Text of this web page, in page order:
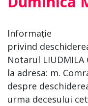
Informație
privind
Notarul LIUDMILA
la adresa: m.
despre
urma decesului